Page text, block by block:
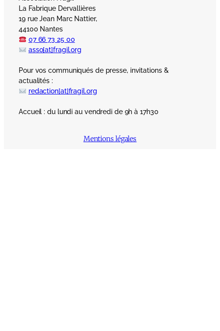
La Fabrique Dervallières
19 rue Jean Marc Nattier,
44100 Nantes
07 66 73 25 00
asso[at]fragil.org
Pour vos communiqués de presse, invitations &
actualités :
redaction[at]fragil.org
Accueil : du lundi au vendredi de 9h à 17h30
Mentions légales